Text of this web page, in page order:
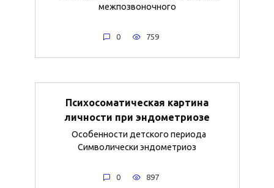
межпозвоночного
0 759
Психосоматическая картина
личности при эндометриозе
Особенности детского периода
Символически эндометриоз
0 897